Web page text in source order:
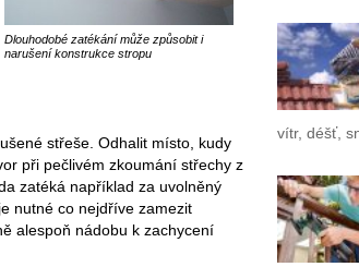
Dlouhodobé zatékání může způsobit i
narušení konstrukce stropu
střeše. Odhalit místo, kudy
při pečlivém zkoumání střechy z
zatéká například za uvolněný
nutné co nejdříve zamezit
alespoň nádobu k zachycení
vítr, déšť,